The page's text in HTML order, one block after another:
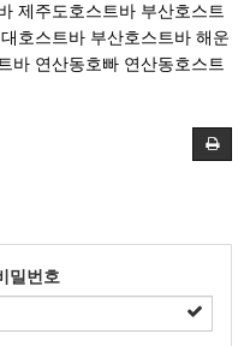
제주도호스트바 부산호스트
호스트바 부산호스트바 해운
바 연산동호빠 연산동호스트
밀번호